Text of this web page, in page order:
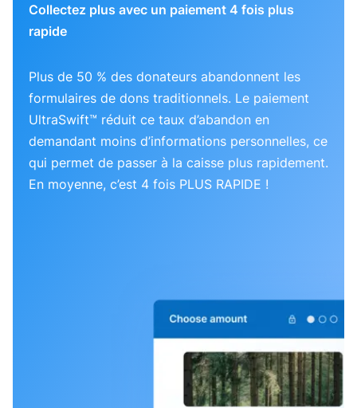
Collectez plus avec un paiement 4 fois plus
rapide
Plus de 50 % des donateurs abandonnent les
formulaires de dons traditionnels. Le paiement
UltraSwift™ réduit ce taux d’abandon en
demandant moins d’informations personnelles, ce
qui permet de passer à la caisse plus rapidement.
En moyenne, c’est 4 fois PLUS RAPIDE !